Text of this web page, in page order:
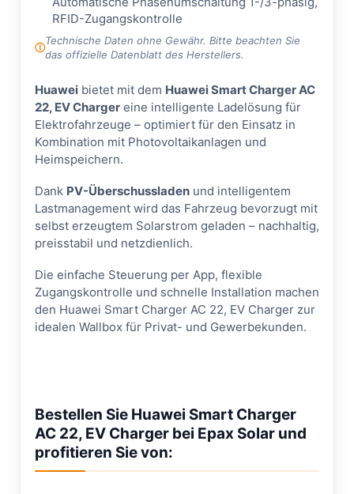
RFID-Zugangskontrolle
Technische Daten ohne Gewähr. Bitte beachten Sie
das offizielle Datenblatt des Herstellers.
Huawei bietet mit dem Huawei Smart Charger AC
22, EV Charger eine intelligente Ladelösung für
Elektrofahrzeuge – optimiert für den Einsatz in
Kombination mit Photovoltaikanlagen und
Heimspeichern.
Dank PV-Überschussladen und intelligentem
Lastmanagement wird das Fahrzeug bevorzugt mit
selbst erzeugtem Solarstrom geladen – nachhaltig,
preisstabil und netzdienlich.
Die einfache Steuerung per App, flexible
Zugangskontrolle und schnelle Installation machen
den Huawei Smart Charger AC 22, EV Charger zur
idealen Wallbox für Privat- und Gewerbekunden.
Bestellen Sie Huawei Smart Charger
AC 22, EV Charger bei Epax Solar und
profitieren Sie von: